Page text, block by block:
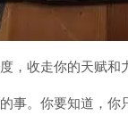
，收走你的天赋和
事。你要知道，